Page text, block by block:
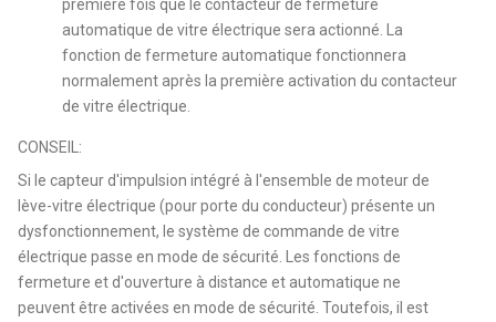
première fois que le contacteur de fermeture
automatique de vitre électrique sera actionné. La
fonction de fermeture automatique fonctionnera
normalement après la première activation du contacteur
de vitre électrique.
CONSEIL:
Si le capteur d'impulsion intégré à l'ensemble de moteur de
lève-vitre électrique (pour porte du conducteur) présente un
dysfonctionnement, le système de commande de vitre
électrique passe en mode de sécurité. Les fonctions de
fermeture et d'ouverture à distance et automatique ne
peuvent être activées en mode de sécurité. Toutefois, il est